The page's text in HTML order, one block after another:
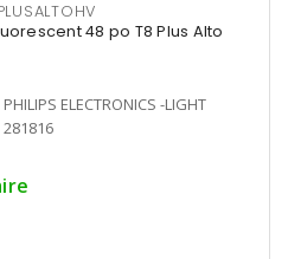
48 po T8 Plus Alto
PHILIPS ELECTRONICS -LIGHT
281816